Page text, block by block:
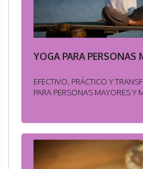
YOGA PARA PERSONAS
EFECTIVO, PRÁCTICO Y
PARA PERSONAS MAYORES Y